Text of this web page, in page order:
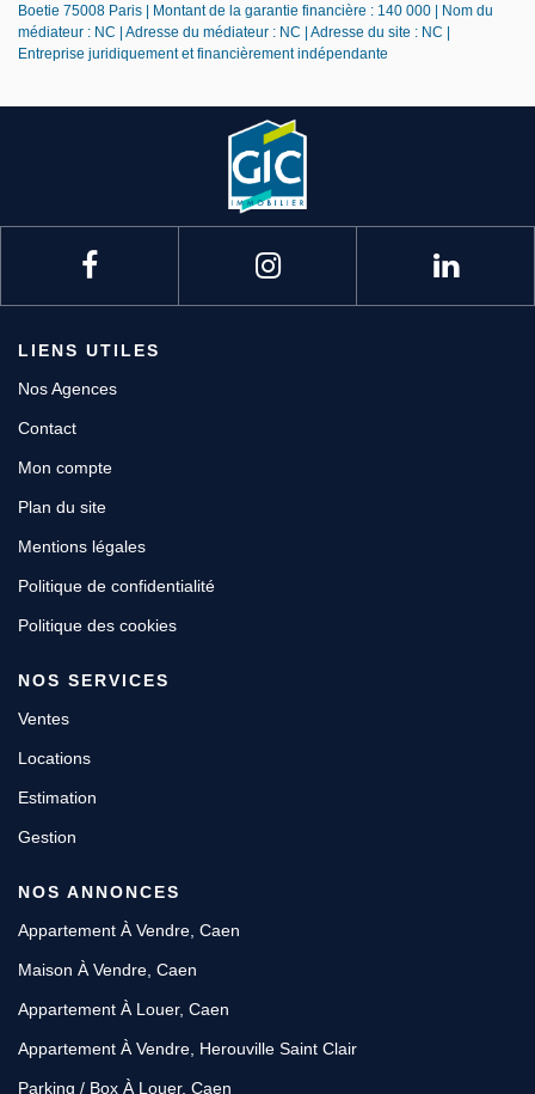
Boetie 75008 Paris | Montant de la garantie financière : 140 000 | Nom du
médiateur : NC | Adresse du médiateur : NC | Adresse du site : NC |
Entreprise juridiquement et financièrement indépendante
LIENS UTILES
Nos Agences
Contact
Mon compte
Plan du site
Mentions légales
Politique de confidentialité
Politique des cookies
NOS SERVICES
Ventes
Locations
Estimation
Gestion
NOS ANNONCES
Appartement À Vendre, Caen
Maison À Vendre, Caen
Appartement À Louer, Caen
Appartement À Vendre, Herouville Saint Clair
Parking / Box À Louer, Caen